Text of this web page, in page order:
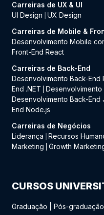
Carreiras de UX & UI
UI Design
UX Design
Carreiras de Mobile &
Desenvolvimento Mobile
Front-End React
Carreiras de Back-End
Desenvolvimento Back-End
End .NET
Desenvolvimento
Desenvolvimento Back-End
End Node.js
Carreiras de Negócios
Liderança
Recursos
Marketing
Growth
CURSOS
Graduação Pós-graduação